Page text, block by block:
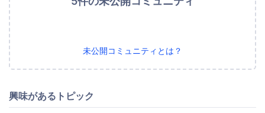
未公開コミュニティとは？
興味があるトピック